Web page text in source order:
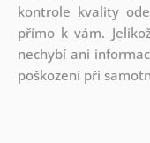
kontrole kvality
přímo k vám.
nechybí ani
poškození při